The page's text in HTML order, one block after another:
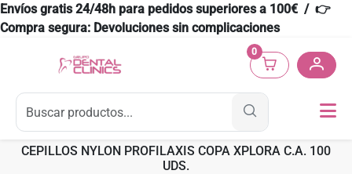
Envíos gratis 24/48h para pedidos superiores a 100€ / 👉
Compra segura: Devoluciones sin complicaciones
0
CEPILLOS NYLON PROFILAXIS COPA XPLORA C.A. 100
UDS.